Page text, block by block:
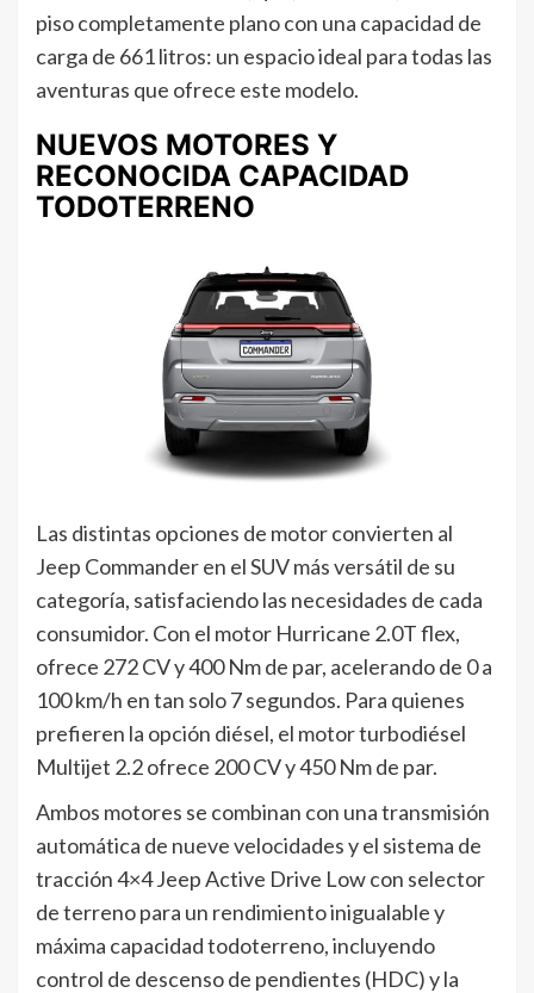
piso completamente plano con una capacidad de
carga de 661 litros: un espacio ideal para todas las
aventuras que ofrece este modelo.
NUEVOS MOTORES Y
RECONOCIDA CAPACIDAD
TODOTERRENO
Las distintas opciones de motor convierten al
Jeep Commander en el SUV más versátil de su
categoría, satisfaciendo las necesidades de cada
consumidor. Con el motor Hurricane 2.0T flex,
ofrece 272 CV y 400 Nm de par, acelerando de 0 a
100 km/h en tan solo 7 segundos. Para quienes
prefieren la opción diésel, el motor turbodiésel
Multijet 2.2 ofrece 200 CV y 450 Nm de par.
Ambos motores se combinan con una transmisión
automática de nueve velocidades y el sistema de
tracción 4×4 Jeep Active Drive Low con selector
de terreno para un rendimiento inigualable y
máxima capacidad todoterreno, incluyendo
control de descenso de pendientes (HDC) y la